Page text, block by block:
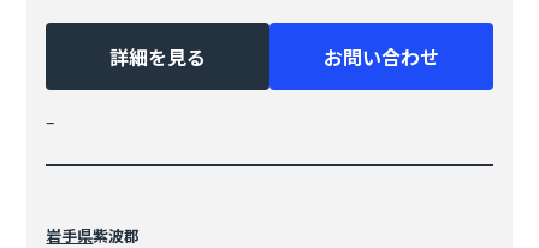
詳細を見る お問い合わせ
–
岩手県紫波郡